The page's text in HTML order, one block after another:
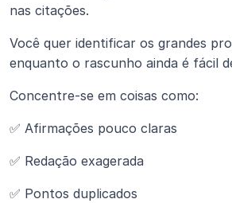
nas citações.
Você quer identificar os grandes
enquanto o rascunho ainda é fácil
Concentre-se em coisas como:
✅ Afirmações pouco claras
✅ Redação exagerada
✅ Pontos duplicados